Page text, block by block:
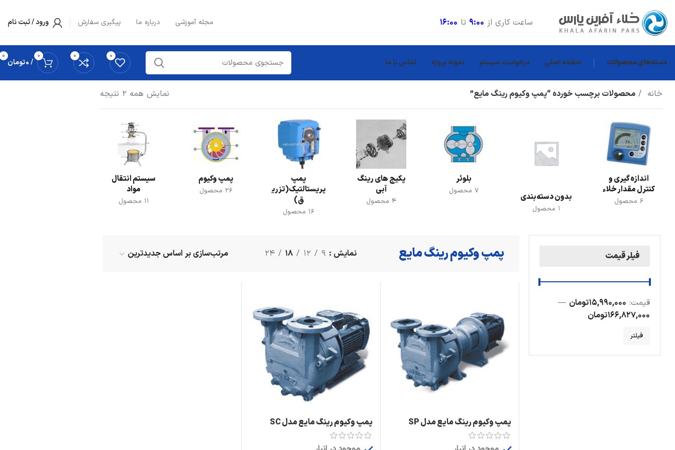
ساعت کاری از 9:00 تا 16:00 مجله آموزشی درباره ما پیگیری سفارش ورود / ثبت نام
دسته‌های محصولات صفحه اصلی درخواست سیستم نمونه پروژه تماس با ما
0
0
0
0
/
0تومان
خانه محصولات برچسب خورده “پمپ وکیوم رینگ مایع” نمایش همه 2 نتیجه
اندازه گیری و
کنترل مقدار خلاء
6 محصول بدون دسته‌بندی
1 محصول
بلوئر
7 محصول
پکیج های رینگ
آبی
4 محصول
پمپ
پریستالتیک(تزری
ق)
16 محصول
پمپ وکیوم
26 محصول
سیستم انتقال
مواد
11 محصول
فیلر قیمت
فیلتر
قیمت: 15,990,000 تومان
—
166,827,000 تومان
پمپ وکیوم رینگ مایع نمایش 9
12
18
24
پمپ وکیوم رینگ مایع مدل SP پمپ وکیوم رینگ مایع مدل SC